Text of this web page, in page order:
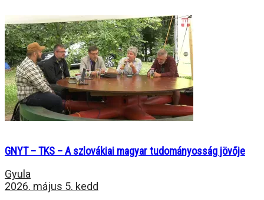
GNYT – TKS – A szlovákiai magyar tudományosság jövője
Gyula
2026. május 5. kedd